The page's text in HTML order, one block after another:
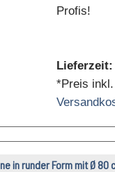
Profis!
Lieferzeit:
*Preis
in runder Form mit Ø 80